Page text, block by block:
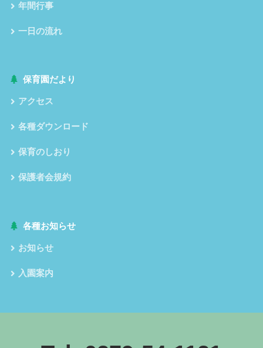
年間行事
一日の流れ
保育園だより
アクセス
各種ダウンロード
保育のしおり
保護者会規約
各種お知らせ
お知らせ
入園案内